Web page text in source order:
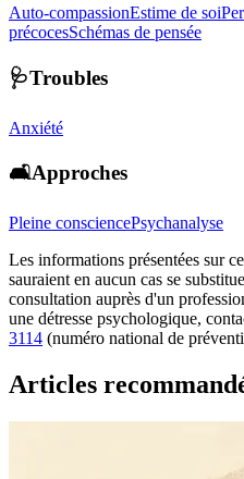
Auto-compassionEstime de soi
précocesSchémas de pensée
🩺Troubles
Anxiété
🛋️Approches
Pleine consciencePsychanalyse
Les informations présentées sur
sauraient en aucun cas se
consultation auprès d'un
une détresse psychologique,
3114 (numéro national de
Articles